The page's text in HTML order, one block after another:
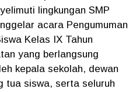
lingkungan SMP
acara Pengumuman
Kelas IX Tahun
yang berlangsung
kepala sekolah, dewan
tua siswa, serta seluruh